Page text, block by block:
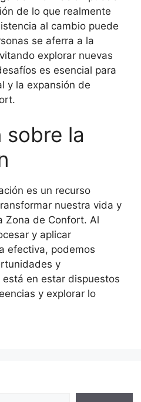
de lo que realmente
al cambio puede
se aferra a la
explorar nuevas
es esencial para
y la expansión de
sobre la
es un recurso
nuestra vida y
Zona de Confort. Al
y aplicar
efectiva, podemos
y
en estar dispuestos
y explorar lo